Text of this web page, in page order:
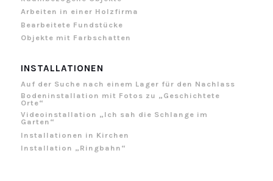
Arbeiten in einer Holzfirma
Bearbeitete Fundstücke
Objekte mit Farbschatten
INSTALLATIONEN
Auf der Suche nach einem Lager für den Nachlass
Bodeninstallation mit Fotos zu „Geschichtete
Orte“
Videoinstallation „Ich sah die Schlange im
Garten“
Installationen in Kirchen
Installation „Ringbahn“